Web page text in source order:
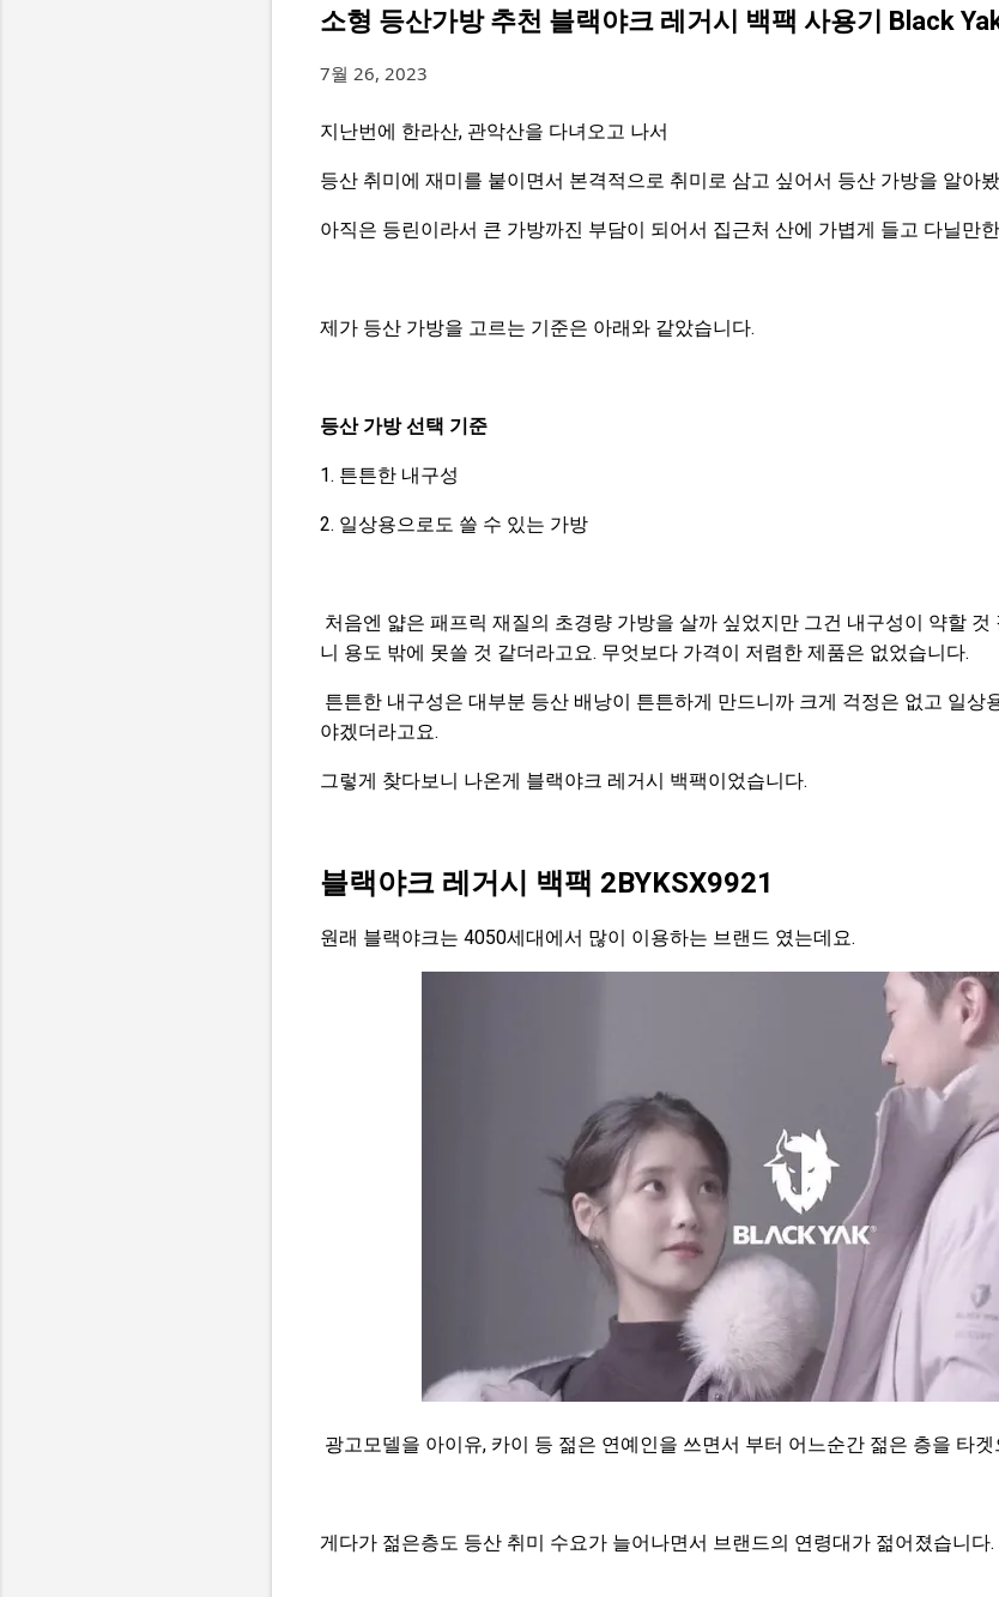
소형 등산가방 추천 블랙야크 레거시 백팩 사용기 Black
7월 26, 2023
지난번에 한라산, 관악산을 다녀오고 나서
등산 취미에 재미를 붙이면서 본격적으로 취미로 삼고 싶어서 등산 가방을 알아
아직은 등린이라서 큰 가방까진 부담이 되어서 집근처 산에 가볍게 들고 다닐만
제가 등산 가방을 고르는 기준은 아래와 같았습니다.
등산 가방 선택 기준
1. 튼튼한 내구성
2. 일상용으로도 쓸 수 있는 가방
처음엔 얇은 패프릭 재질의 초경량 가방을 살까 싶었지만 그건 내구성이 약할
니 용도 밖에 못쓸 것 같더라고요. 무엇보다 가격이 저렴한 제품은 없었습니다.
튼튼한 내구성은 대부분 등산 배낭이 튼튼하게 만드니까 크게 걱정은 없고 일상
야겠더라고요.
그렇게 찾다보니 나온게 블랙야크 레거시 백팩이었습니다.
블랙야크 레거시 백팩 2BYKSX9921
원래 블랙야크는 4050세대에서 많이 이용하는 브랜드 였는데요.
광고모델을 아이유, 카이 등 젊은 연예인을 쓰면서 부터 어느순간 젊은 층을 타
게다가 젊은층도 등산 취미 수요가 늘어나면서 브랜드의 연령대가 젊어졌습니다.